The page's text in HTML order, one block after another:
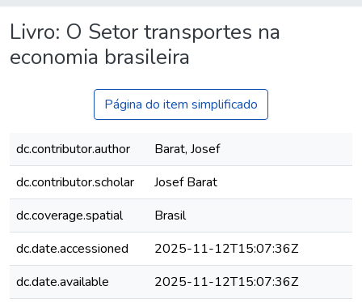
Livro: O Setor transportes na
economia brasileira
Página do item simplificado
dc.contributor.author
Barat, Josef
dc.contributor.scholar
Josef Barat
dc.coverage.spatial
Brasil
dc.date.accessioned
2025-11-12T15:07:36Z
dc.date.available
2025-11-12T15:07:36Z